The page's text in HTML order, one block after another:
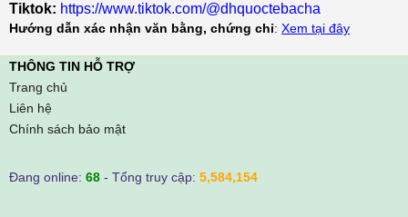
Tiktok: https://www.tiktok.com/@dhquoctebacha
Hướng dẫn xác nhận văn bằng, chứng chỉ: Xem tại đây
THÔNG TIN HỖ TRỢ
Trang chủ
Liên hệ
Chính sách bảo mật
Đang online: 68 - Tổng truy cập: 5,584,154